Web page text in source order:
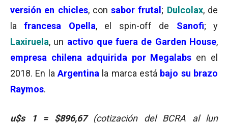
versión en chicles, con sabor frutal ; Dulcolax, de
lafrancesa Opella, el spin-off de Sanofi; y
Laxiruela, un activo que fuera de Garden House,
empresa chilena adquirida por Megalabs en el
2018. En la Argentina la marca está bajo su brazo
Raymos.
u$s 1 = $896,67(cotización del BCRA al lun